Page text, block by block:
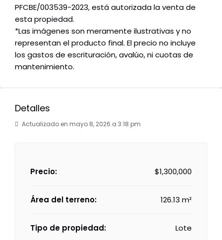
PFCBE/003539-2023, está autorizada la venta de
esta propiedad.
*Las imágenes son meramente ilustrativas y no
representan el producto final. El precio no incluye
los gastos de escrituración, avalúo, ni cuotas de
mantenimiento.
Detalles
Actualizado en mayo 8, 2026 a 3:18 pm
Precio: $1,300,000
Área del terreno: 126.13 m²
Tipo de propiedad: Lote